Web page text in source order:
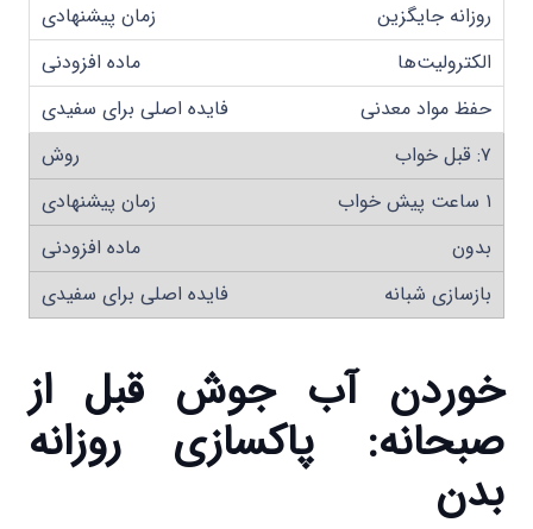
روزانه جایگزین
الکترولیت‌ها
حفظ مواد معدنی
۷: قبل خواب
۱ ساعت پیش خواب
بدون
بازسازی شبانه
خوردن آب جوش قبل از
صبحانه: پاکسازی روزانه
بدن